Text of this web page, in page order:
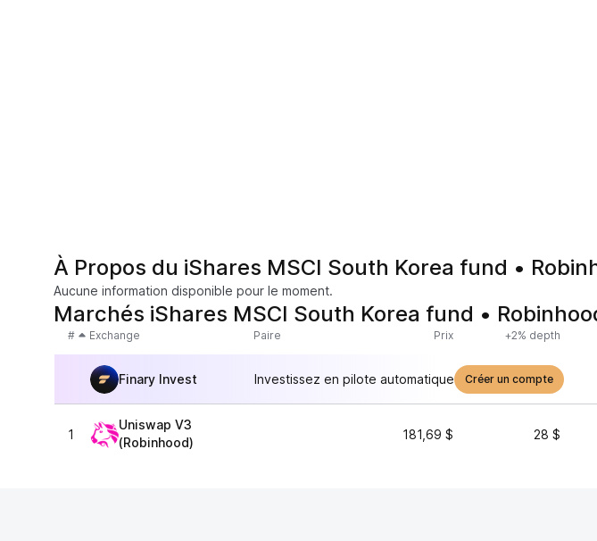
À Propos du iShares MSCI South Korea fund •
Aucune information disponible pour le moment.
Marchés iShares MSCI South Korea fund •
# Exchange Paire Prix +2% depth
Finary Invest Investissez en pilote automatique Créer un compte
1
Uniswap V3
(Robinhood)
181,69 $ 28 $